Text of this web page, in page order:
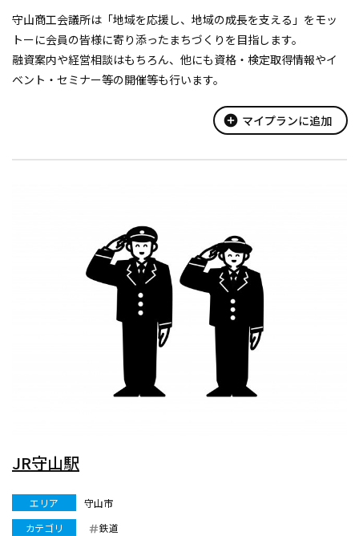
守山商工会議所は「地域を応援し、地域の成長を支える」をモッ
トーに会員の皆様に寄り添ったまちづくりを目指します。
融資案内や経営相談はもちろん、他にも資格・検定取得情報やイ
ベント・セミナー等の開催等も行います。
add_circle マイプランに追加
JR守山駅
エリア
守山市
カテゴリ
鉄道